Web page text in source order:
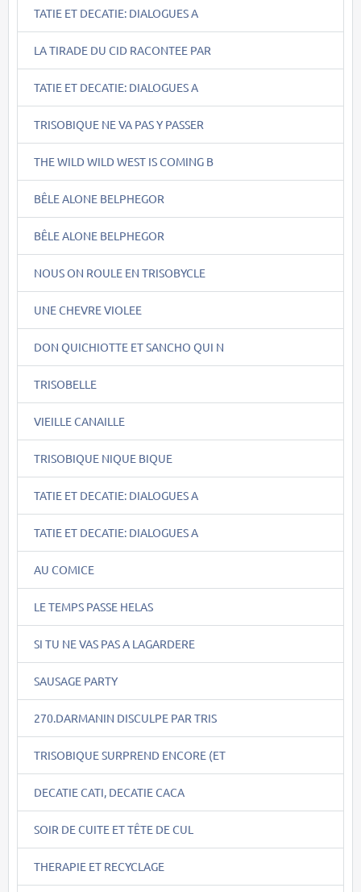
TATIE ET DECATIE: DIALOGUES A
LA TIRADE DU CID RACONTEE PAR
TATIE ET DECATIE: DIALOGUES A
TRISOBIQUE NE VA PAS Y PASSER
THE WILD WILD WEST IS COMING B
BÊLE ALONE BELPHEGOR
BÊLE ALONE BELPHEGOR
NOUS ON ROULE EN TRISOBYCLE
UNE CHEVRE VIOLEE
DON QUICHIOTTE ET SANCHO QUI N
TRISOBELLE
VIEILLE CANAILLE
TRISOBIQUE NIQUE BIQUE
TATIE ET DECATIE: DIALOGUES A
TATIE ET DECATIE: DIALOGUES A
AU COMICE
LE TEMPS PASSE HELAS
SI TU NE VAS PAS A LAGARDERE
SAUSAGE PARTY
270.DARMANIN DISCULPE PAR TRIS
TRISOBIQUE SURPREND ENCORE (ET
DECATIE CATI, DECATIE CACA
SOIR DE CUITE ET TÊTE DE CUL
THERAPIE ET RECYCLAGE